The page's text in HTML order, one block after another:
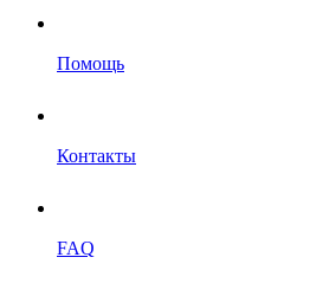
Помощь
Контакты
FAQ